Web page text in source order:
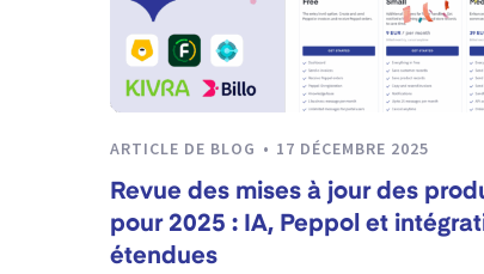
ARTICLE DE BLOG 17 DÉCEMBRE 2025
Revue des mises à jour des
pour 2025 : IA, Peppol et
étendues